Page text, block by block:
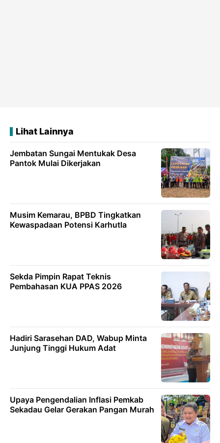
Lihat Lainnya
Jembatan Sungai Mentukak Desa
Pantok Mulai Dikerjakan
Musim Kemarau, BPBD Tingkatkan
Kewaspadaan Potensi Karhutla
Sekda Pimpin Rapat Teknis
Pembahasan KUA PPAS 2026
Hadiri Sarasehan DAD, Wabup Minta
Junjung Tinggi Hukum Adat
Upaya Pengendalian Inflasi Pemkab
Sekadau Gelar Gerakan Pangan Murah